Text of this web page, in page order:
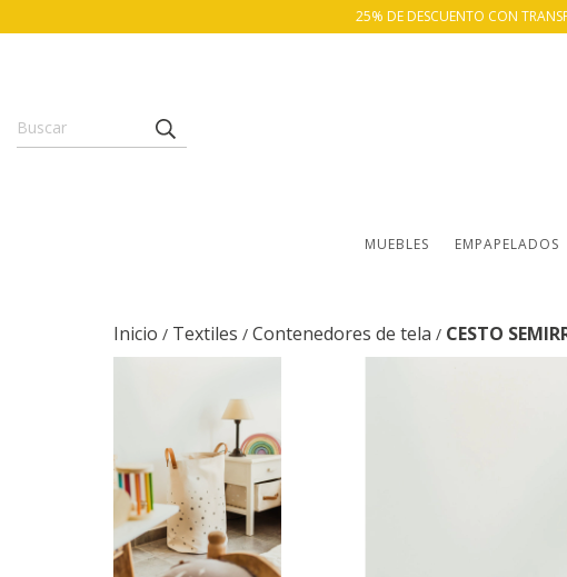
25% DE DESCUENTO CON
MUEBLES EMPAPELADOS
Inicio / Textiles / Contenedores de tela / CESTO